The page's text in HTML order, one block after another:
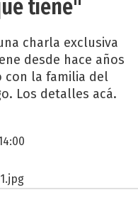
tiene"
charla exclusiva
desde hace años
con la familia del
Los detalles acá.